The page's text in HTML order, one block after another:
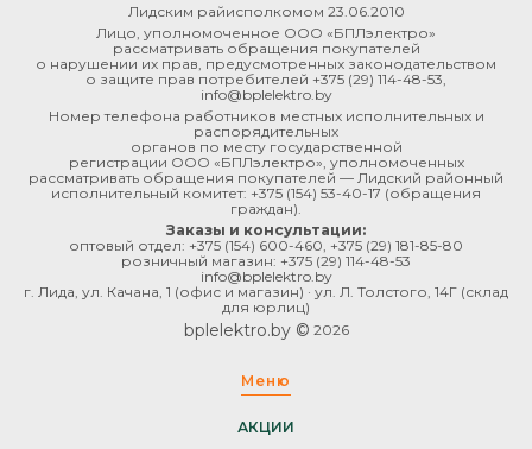
Лидским райисполкомом 23.06.2010
Лицо, уполномоченное ООО «БПЛэлектро»
рассматривать обращения покупателей
о нарушении их прав, предусмотренных законодательством
о защите прав потребителей +375 (29) 114-48-53
info@bplelektro.by
Номер телефона работников местных исполнительных и
распорядительных
органов по месту государственной
регистрации ООО «БПЛэлектро», уполномоченных
рассматривать обращения покупателей — Лидский районный
исполнительный комитет: +375 (154) 53-40-17 (обращения
граждан).
Заказы и консультации:
оптовый отдел: +375 (154) 600-460 +375 (29) 181-85-80
розничный магазин: +375 (29) 114-48-53
info@bplelektro.by
г. Лида, ул. Качана, 1 (офис и магазин) · ул. Л. Толстого, 14Г (склад
для юрлиц)
bplelektro.by © 2026
Меню
АКЦИИ